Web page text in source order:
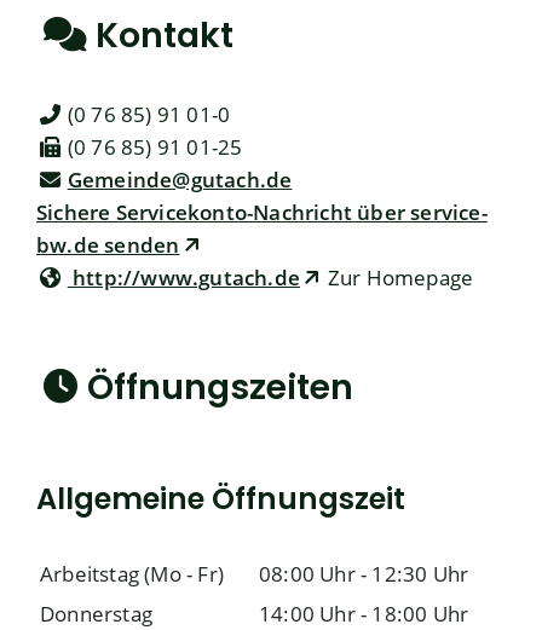
Kontakt
(0 76 85) 91 01-0
(0 76 85) 91 01-25
Gemeinde@gutach.de
Sichere Servicekonto-Nachricht über service-
bw.de senden
http://www.gutach.de
Zur Homepage
Öffnungszeiten
Allgemeine Öffnungszeit
Arbeitstag (Mo - Fr) 08:00 Uhr- 12:30 Uhr
Donnerstag
14:00 Uhr- 18:00 Uhr